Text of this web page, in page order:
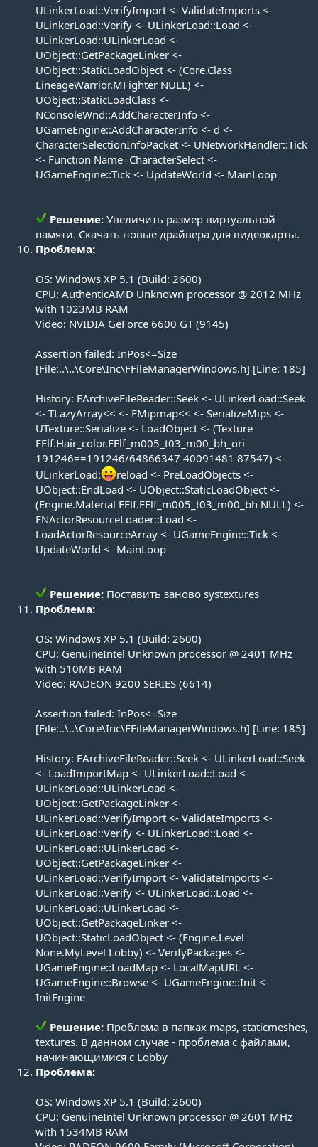
ULinkerLoad::VerifyImport <- ValidateImports <-
ULinkerLoad::Verify <- ULinkerLoad::Load <-
ULinkerLoad::ULinkerLoad <-
UObject::GetPackageLinker <-
UObject::StaticLoadObject <- (Core.Class
LineageWarrior.MFighter NULL) <-
UObject::StaticLoadClass <-
NConsoleWnd::AddCharacterInfo <-
UGameEngine::AddCharacterInfo <- d <-
CharacterSelectionInfoPacket <- UNetworkHandler::Tick
<- Function Name=CharacterSelect <-
UGameEngine::Tick <- UpdateWorld <- MainLoop
Решение: Увеличить размер виртуальной
памяти. Скачать новые драйвера для видеокарты.​
Проблема:
OS: Windows XP 5.1 (Build: 2600)
CPU: AuthenticAMD Unknown processor @ 2012 MHz
with 1023MB RAM
Video: NVIDIA GeForce 6600 GT (9145)
Assertion failed: InPos<=Size
[File:..\..\Core\Inc\FFileManagerWindows.h] [Line: 185]
History: FArchiveFileReader::Seek <- ULinkerLoad::Seek
<- TLazyArray<< <- FMipmap<< <- SerializeMips <-
UTexture::Serialize <- LoadObject <- (Texture
FElf.Hair_color.FElf_m005_t03_m00_bh_ori
191246==191246/64866347 40091481 87547) <-
ULinkerLoad:
reload <- PreLoadObjects <-
UObject::EndLoad <- UObject::StaticLoadObject <-
(Engine.Material FElf.FElf_m005_t03_m00_bh NULL) <-
FNActorResourceLoader::Load <-
LoadActorResourceArray <- UGameEngine::Tick <-
UpdateWorld <- MainLoop
Решение: Поставить заново systextures​
Проблема:
OS: Windows XP 5.1 (Build: 2600)
CPU: GenuineIntel Unknown processor @ 2401 MHz
with 510MB RAM
Video: RADEON 9200 SERIES (6614)
Assertion failed: InPos<=Size
[File:..\..\Core\Inc\FFileManagerWindows.h] [Line: 185]
History: FArchiveFileReader::Seek <- ULinkerLoad::Seek
<- LoadImportMap <- ULinkerLoad::Load <-
ULinkerLoad::ULinkerLoad <-
UObject::GetPackageLinker <-
ULinkerLoad::VerifyImport <- ValidateImports <-
ULinkerLoad::Verify <- ULinkerLoad::Load <-
ULinkerLoad::ULinkerLoad <-
UObject::GetPackageLinker <-
ULinkerLoad::VerifyImport <- ValidateImports <-
ULinkerLoad::Verify <- ULinkerLoad::Load <-
ULinkerLoad::ULinkerLoad <-
UObject::GetPackageLinker <-
UObject::StaticLoadObject <- (Engine.Level
None.MyLevel Lobby) <- VerifyPackages <-
UGameEngine::LoadMap <- LocalMapURL <-
UGameEngine::Browse <- UGameEngine::Init <-
InitEngine
Решение: Проблема в папках maps, staticmeshes,
textures. В данном случае - проблема с файлами,
начинающимися с Lobby​
Проблема:
OS: Windows XP 5.1 (Build: 2600)
CPU: GenuineIntel Unknown processor @ 2601 MHz
with 1534MB RAM